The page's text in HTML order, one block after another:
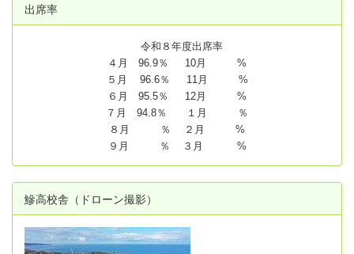
出席率
令和８年度出席率
４月 96.9％ 10月 %
５月 96.6％ 11月 %
６月 95.5％ 12月 %
７月 94.8％ １月 ％
８月 ％ ２月 %
９月 ％ ３月 %
鰺高校舎（ドローン撮影）